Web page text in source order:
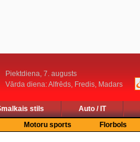
Piektdiena, 7. augusts
Vārda diena: Alfrēds, Fredis, Madars
stils Auto / IT
Motoru sports Florbols